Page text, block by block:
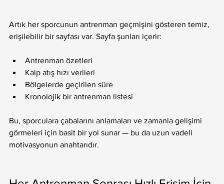
Artık her sporcunun antrenman geçmişini gösteren temiz,
erişilebilir bir sayfası var. Sayfa şunları içerir:
Antrenman özetleri
Kalp atış hızı verileri
Bölgelerde geçirilen süre
Kronolojik bir antrenman listesi
Bu, sporculara çabalarını anlamaları ve zamanla gelişimi
görmeleri için basit bir yol sunar — bu da uzun vadeli
motivasyonun anahtarıdır.